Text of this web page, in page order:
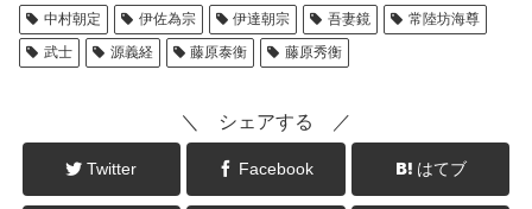
中村朝定 伊佐為宗 伊達朝宗 吾妻鏡
常陸坊海尊
武士
源義経 藤原泰衡 藤原秀衡
＼ シェアする ／
Twitter Facebook はてブ